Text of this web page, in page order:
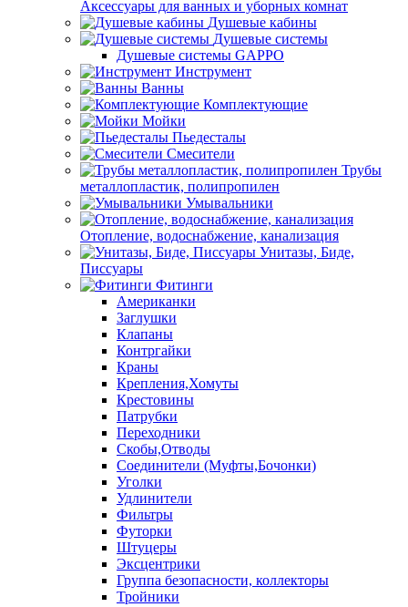
Аксессуары для ванных и уборных комнат
Душевые кабины
Душевые системы
Душевые системы GAPPO
Инструмент
Ванны
Комплектующие
Мойки
Пьедесталы
Смесители
Трубы
металлопластик, полипропилен
Умывальники
Отопление, водоснабжение, канализация
Унитазы, Биде,
Писсуары
Фитинги
Американки
Заглушки
Клапаны
Контргайки
Краны
Крепления,Хомуты
Крестовины
Патрубки
Переходники
Скобы,Отводы
Соединители (Муфты,Бочонки)
Уголки
Удлинители
Фильтры
Футорки
Штуцеры
Эксцентрики
Группа безопасности, коллекторы
Тройники